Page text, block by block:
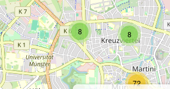
8 8
72